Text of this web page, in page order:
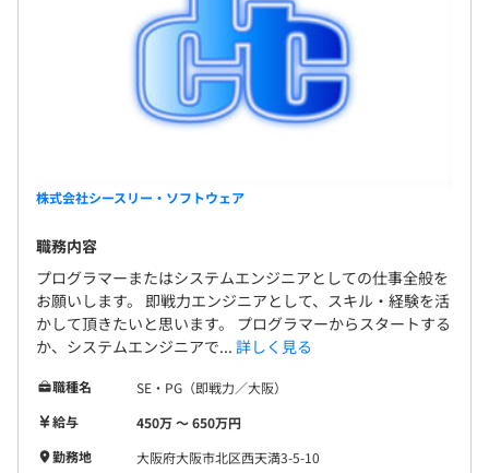
株式会社シースリー・ソフトウェア
職務内容
プログラマーまたはシステムエンジニアとしての仕事全般を
お願いします。 即戦力エンジニアとして、スキル・経験を活
かして頂きたいと思います。 プログラマーからスタートする
か、システムエンジニアで... 詳しく見る
職種名
SE・PG（即戦力／大阪）
給与
450万 〜 650万円
勤務地
大阪府大阪市北区西天満3-5-10